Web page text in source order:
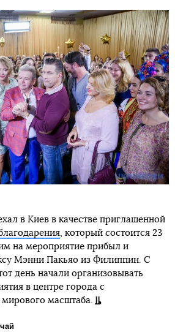
в Киев в качестве приглашенной
, который состоится 23
на мероприятие прибыл и
Мэнни Пакьяо из Филиппин. С
день начали организовывать
в центре города с
масштаба.